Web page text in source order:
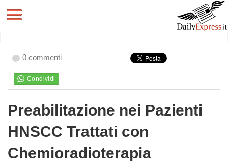
0 commenti
Preabilitazione nei Pazienti
HNSCC Trattati con
Chemioradioterapia